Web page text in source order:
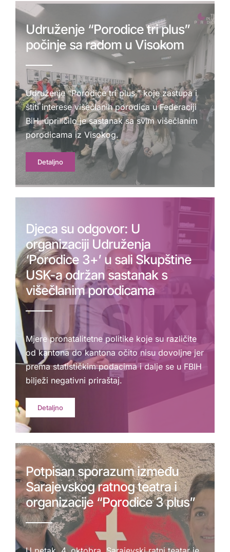
Udruženje “Porodice tri plus”
počinje sa radom u Visokom
Udruženje “Porodice tri plus,” koje zastupa i
štiti interese višečlanih porodica u Federaciji
BiH, upriličilo je sastanak sa svim višečlanim
porodicama iz Visokog.
Detaljno
Djeca su odgovor: U
organizaciji Udruženja
‘Porodice 3+’ u sali Skupštine
USK-a održan sastanak s
višečlanim porodicama
Mjere pronatalitetne politike koje su različite
od kantona do kantona očito nisu dovoljne jer
prema statističkim podacima i dalje se u FBIH
bilježi negativni priraštaj.
Detaljno
Potpisan sporazum između
Sarajevskog ratnog teatra i
organizacije “Porodice 3 plus”